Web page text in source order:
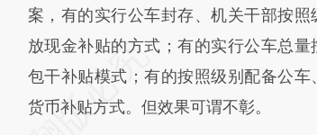
案，有的实行公车封存、机关干部按照
放现金补贴的方式；有的实行公车总量
包干补贴模式；有的按照级别配备公车
货币补贴方式。但效果可谓不彰。